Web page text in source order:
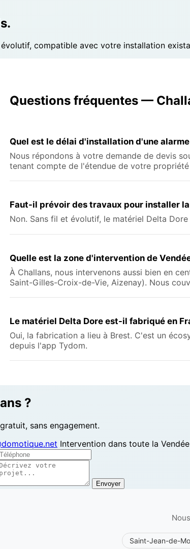
évolutif, compatible avec votre installation
Questions fréquentes —
Quel est le délai d'installation d'une
Nous répondons à votre demande de devis
tenant compte de l'étendue de votre propriété
Faut-il prévoir des travaux pour installer
Non. Sans fil et évolutif, le matériel Delta
Quelle est la zone d'intervention de
À Challans, nous intervenons aussi bien en
Saint-Gilles-Croix-de-Vie, Aizenay). Nous
Le matériel Delta Dore est-il fabriqué en
Oui, la fabrication a lieu à Brest. C'est un
depuis l'app Tydom.
?
sans engagement.
Intervention dans toute la Vendée
Envoyer
Saint-Jean-de-